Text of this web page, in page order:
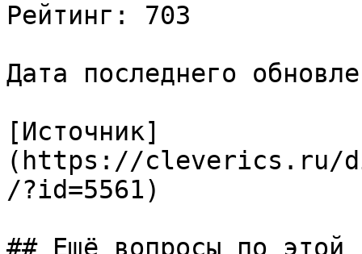
Рейтинг: 703
Дата последнего
[Источник]
(https://cleverics.ru/
/?id=5561)
## Ещё вопросы по этой